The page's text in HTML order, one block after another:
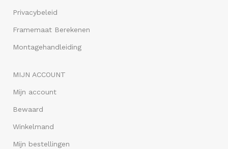
Privacybeleid
Framemaat Berekenen
Montagehandleiding
MIJN ACCOUNT
Mijn account
Bewaard
Winkelmand
Mijn bestellingen